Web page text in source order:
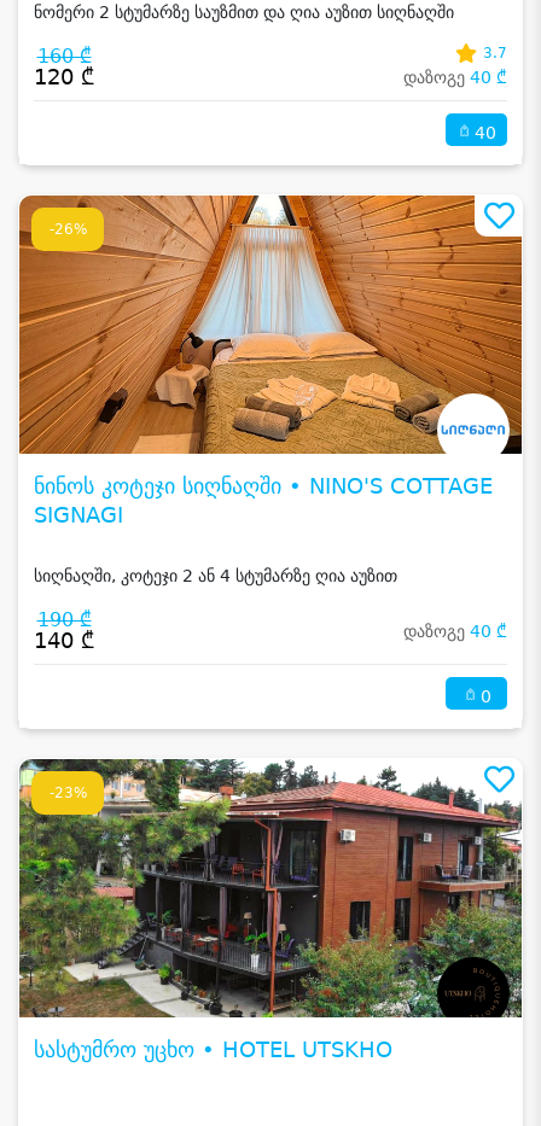
ნომერი 2 სტუმარზე საუზმით და ღია აუზით სიღნაღში
160 ₾
120 ₾
3.7
დაზოგე 40 ₾
40
-26%
ნინოს კოტეჯი სიღნაღში • NINO'S COTTAGE
SIGNAGI
სიღნაღში, კოტეჯი 2 ან 4 სტუმარზე ღია აუზით
190 ₾
140 ₾ დაზოგე 40 ₾
0
-23%
სასტუმრო უცხო • HOTEL UTSKHO